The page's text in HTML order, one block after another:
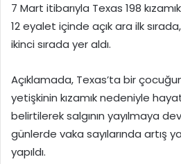
7 Mart itibarıyla Texas 198
12 eyalet içinde açık ara ilk
ikinci sırada yer aldı.
Açıklamada, Texas’ta bir
yetişkinin kızamık nedeniyle
belirtilerek salgının yayılmaya
günlerde vaka sayılarında artış
yapıldı.